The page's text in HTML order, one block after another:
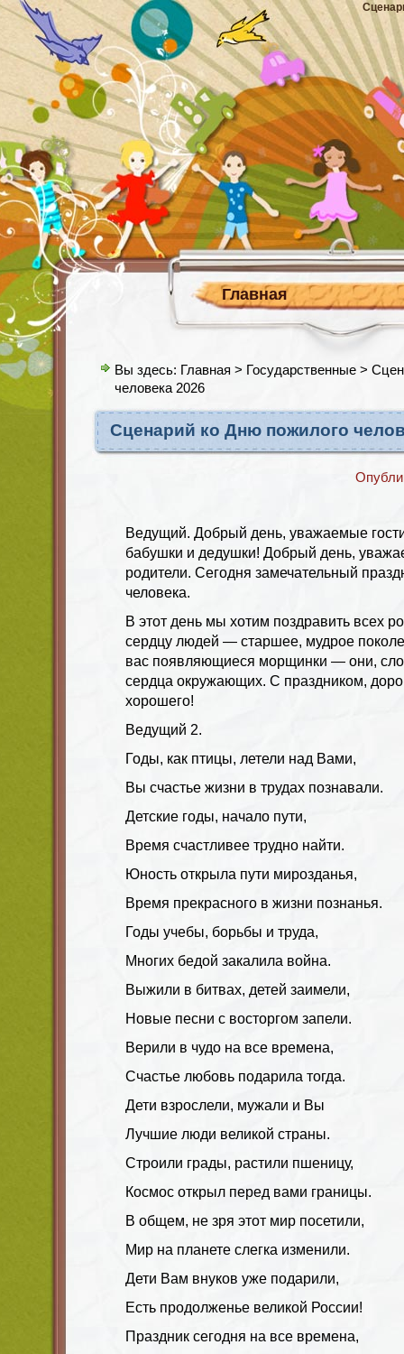
Главная
Вы здесь: Главная > Государственные >
человека 2026
Сценарий ко Дню пожилого
Ведущий. Добрый день, уважаемые
бабушки и дедушки! Добрый день,
родители. Сегодня замечательный
человека.
В этот день мы хотим поздравить всех
сердцу людей — старшее, мудрое
вас появляющиеся морщинки — они,
сердца окружающих. С праздником,
хорошего!
Ведущий 2.
Годы, как птицы, летели над Вами,
Вы счастье жизни в трудах познавали.
Детские годы, начало пути,
Время счастливее трудно найти.
Юность открыла пути мирозданья,
Время прекрасного в жизни познанья.
Годы учебы, борьбы и труда,
Многих бедой закалила война.
Выжили в битвах, детей заимели,
Новые песни с восторгом запели.
Верили в чудо на все времена,
Счастье любовь подарила тогда.
Дети взрослели, мужали и Вы
Лучшие люди великой страны.
Строили грады, растили пшеницу,
Космос открыл перед вами границы.
В общем, не зря этот мир посетили,
Мир на планете слегка изменили.
Дети Вам внуков уже подарили,
Есть продолженье великой России!
Праздник сегодня на все времена,